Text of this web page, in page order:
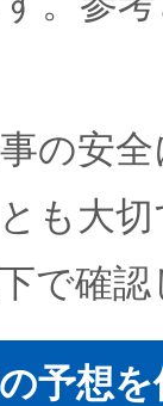
の安
も大
で確
予想